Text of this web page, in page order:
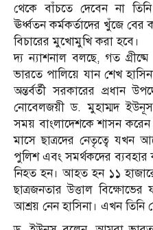
থেকে বাঁচতে দেবেন না
ঊর্ধ্বতন কর্মকর্তাদের খুঁজে
বিচারের মুখোমুখি করা হবে।
দ্য ন্যাশনাল বলছে, গত
ভারতে পালিয়ে যান শেখ
অন্তর্বর্তী সরকারের প্রধান
নোবেলজয়ী ড. মুহাম্মদ
সময় বাংলাদেশকে শাসন
মাসে ছাত্রদের নেতৃত্বে
পুলিশ এবং সমর্থকদের
নিহত হন। আহত হন ১১
ছাত্রজনতার উত্তাল
আশ্রয় নেন হাসিনা। এখন তিনি